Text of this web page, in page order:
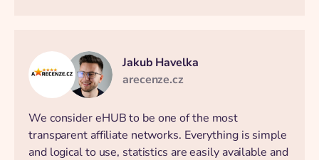
Jakub Havelka
arecenze.cz
We consider eHUB to be one of the most
transparent affiliate networks. Everything is simple
and logical to use, statistics are easily available and